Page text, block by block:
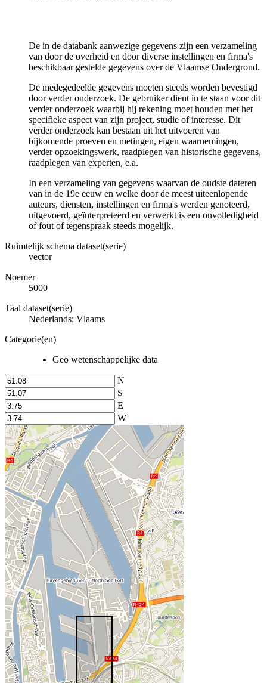
De in de databank aanwezige gegevens zijn een verzameling
van door de overheid en door diverse instellingen en firma's
beschikbaar gestelde gegevens over de Vlaamse Ondergrond.
De medegedeelde gegevens moeten steeds worden bevestigd
door verder onderzoek. De gebruiker dient in te staan voor dit
verder onderzoek waarbij hij rekening moet houden met het
specifieke aspect van zijn project, studie of interesse. Dit
verder onderzoek kan bestaan uit het uitvoeren van
bijkomende proeven en metingen, eigen waarnemingen,
verder opzoekingswerk, raadplegen van historische gegevens,
raadplegen van experten, e.a.
In een verzameling van gegevens waarvan de oudste dateren
van in de 19e eeuw en welke door de meest uiteenlopende
auteurs, diensten, instellingen en firma's werden genoteerd,
uitgevoerd, geïnterpreteerd en verwerkt is een onvolledigheid
of fout of tegenspraak steeds mogelijk.
Ruimtelijk schema dataset(serie)
vector
Noemer
5000
Taal dataset(serie)
Nederlands; Vlaams
Categorie(en)
Geo wetenschappelijke data
N
S
E
W